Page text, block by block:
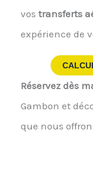
vos transferts
expérience de
Réservez dès
Gambon et
que nous